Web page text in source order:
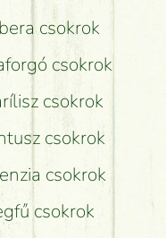
csokrok
csokrok
csokrok
csokrok
csokrok
csokrok